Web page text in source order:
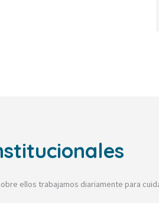
ellos trabajamos diariamente para